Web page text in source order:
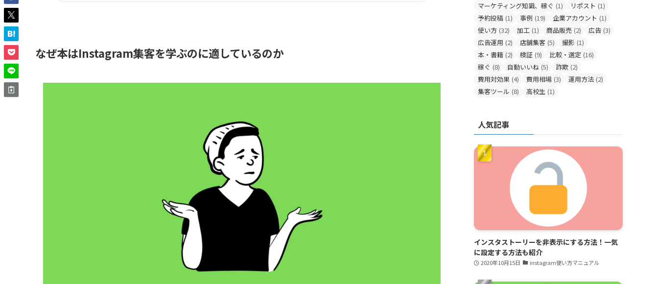
なぜ本はInstagram集客を学ぶのに適しているのか
マーケティング知識、稼ぐ (1) リポスト (1)
予約投稿 (1) 事例 (19) 企業アカウント (1)
使い方 (32) 加工 (1) 商品販売 (2) 広告 (3)
広告運用 (2) 店舗集客 (5) 撮影 (1)
本・書籍 (2) 検証 (9) 比較・選定 (16)
稼ぐ (8) 自動いいね (5) 詐欺 (2)
費用対効果 (4) 費用相場 (3) 運用方法 (2)
集客ツール (8) 高校生 (1)
人気記事
インスタストーリーを非表示にする方法！一気
に設定する方法も紹介
2020年10月15日 instagram使い方マニュアル